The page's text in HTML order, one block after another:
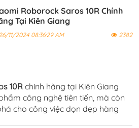
Roborock Saros 10R Chính
Tại Kiên Giang
11/2024 08:36:29 AM 2382
10R chính hãng tại Kiên Giang
công nghệ tiên tiến, mà còn
cho công việc dọn dẹp hàng